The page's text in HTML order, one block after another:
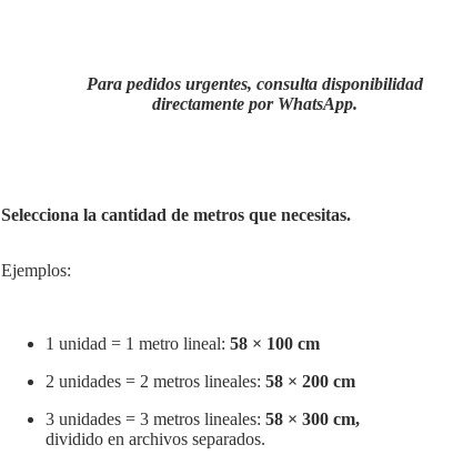
Para pedidos urgentes, consulta disponibilidad
directamente por WhatsApp.
Selecciona la cantidad de metros que necesitas.
Ejemplos:
1 unidad = 1 metro lineal: 58 × 100 cm
2 unidades = 2 metros lineales: 58 × 200 cm
3 unidades = 3 metros lineales: 58 × 300 cm,
dividido en archivos separados.